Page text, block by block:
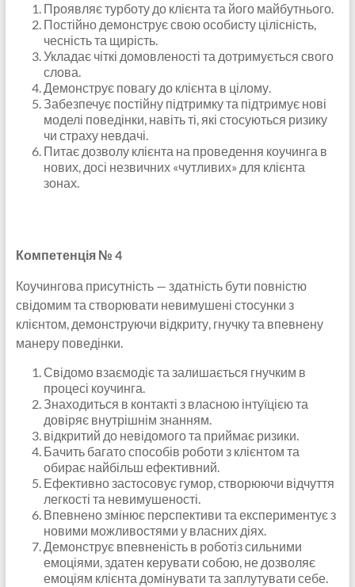
Проявляє турботу до клієнта та його майбутнього.
Постійно демонструє свою особисту цілісність,
чесність та щирість.
Укладає чіткі домовленості та дотримується свого
слова.
Демонструє повагу до клієнта в цілому.
Забезпечує постійну підтримку та підтримує нові
моделі поведінки, навіть ті, які стосуються ризику
чи страху невдачі.
Питає дозволу клієнта на проведення коучинга в
нових, досі незвичних «чутливих» для клієнта
зонах.
Компетенція № 4
Коучингова присутність — здатність бути повністю
свідомим та створювати невимушені стосунки з
клієнтом, демонструючи відкриту, гнучку та впевнену
манеру поведінки.
Свідомо взаємодіє та залишається гнучким в
процесі коучинга.
Знаходиться в контакті з власною інтуїцією та
довіряє внутрішнім знанням.
відкритий до невідомого та приймає ризики.
Бачить багато способів роботи з клієнтом та
обирає найбільш ефективний.
Ефективно застосовує гумор, створюючи відчуття
легкості та невимушеності.
Впевнено змінює перспективи та експериментує з
новими можливостями у власних діях.
Демонструє впевненість в роботіз сильними
емоціями, здатен керувати собою, не дозволяє
емоціям клієнта домінувати та заплутувати себе.